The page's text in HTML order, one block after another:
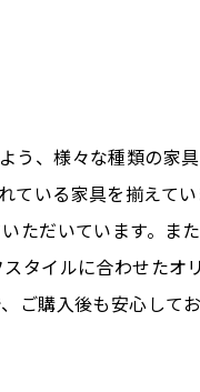
、様々な種類の家具
ている家具を揃えて
ただいています。ま
タイルに合わせたオ
購入後も安心してお